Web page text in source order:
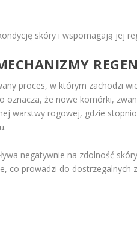
skóry i wspomagają jej
proces, w którym zachodzi
oznacza, że nowe komórki,
warstwy rogowej, gdzie
negatywnie na zdolność
co prowadzi do dostrzegalnych